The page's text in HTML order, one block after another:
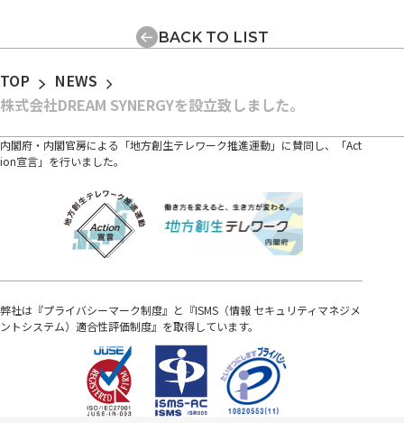
BACK TO LIST
TOP
NEWS
株式会社DREAM SYNERGYを設立致しました。
内閣府・内閣官房による「地方創生テレワーク推進運動」に賛同し、「Act
ion宣言」を行いました。
弊社は『プライバシーマーク制度』と『ISMS（情報 セキュリティマネジメ
ントシステム）適合性評価制度』を取得しています。